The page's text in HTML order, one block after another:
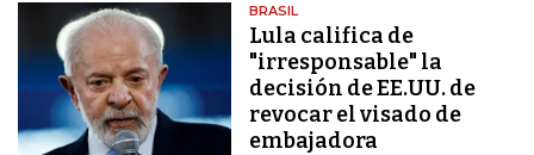
BRASIL
Lula califica de
"irresponsable" la
decisión de EE.UU. de
revocar el visado de
embajadora